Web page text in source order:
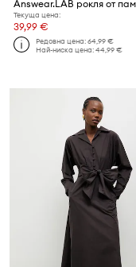
Текуща цена:
39,99 €
Редовна цена:64,99 €
Най-ниска цена:44,99 €